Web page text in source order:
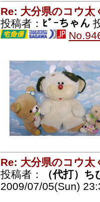
Re: 大分県のコウ太
投稿者： ﾋﾞｰちゃん
Re: 大分県のコウ太
投稿者：
（代打）
2009/07/05(Sun)